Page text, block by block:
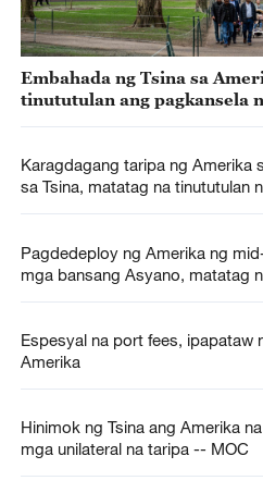
Embahada ng Tsina sa
tinututulan ang pagkansela
Karagdagang taripa ng Amerika
sa Tsina, matatag na tinututulan
Pagdedeploy ng Amerika ng
mga bansang Asyano, matatag
Espesyal na port fees, ipapataw
Amerika
Hinimok ng Tsina ang Amerika
mga unilateral na taripa -- MOC